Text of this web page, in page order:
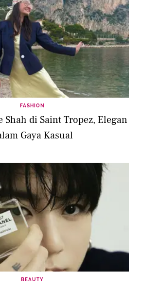
FASHION
Shah di Saint Tropez, Elegan
Gaya Kasual
BEAUTY